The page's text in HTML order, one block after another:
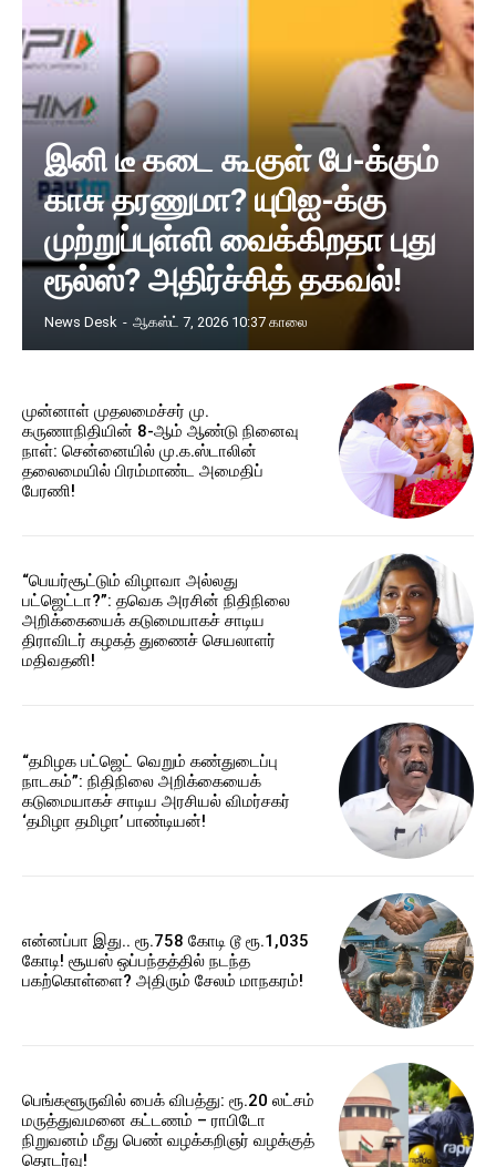
இனி டீ கடை கூகுள் பே-க்கும்
காசு தரணுமா? யுபிஐ-க்கு
முற்றுப்புள்ளி வைக்கிறதா புது
ரூல்ஸ்? அதிர்ச்சித் தகவல்!
News Desk - ஆகஸ்ட் 7, 2026 10:37 காலை
முன்னாள் முதலமைச்சர் மு.
கருணாநிதியின் 8-ஆம் ஆண்டு நினைவு
நாள்: சென்னையில் மு.க.ஸ்டாலின்
தலைமையில் பிரம்மாண்ட அமைதிப்
பேரணி!
“பெயர்சூட்டும் விழாவா அல்லது
பட்ஜெட்டா?”: தவெக அரசின் நிதிநிலை
அறிக்கையைக் கடுமையாகச் சாடிய
திராவிடர் கழகத் துணைச் செயலாளர்
மதிவதனி!
“தமிழக பட்ஜெட் வெறும் கண்துடைப்பு
நாடகம்”: நிதிநிலை அறிக்கையைக்
கடுமையாகச் சாடிய அரசியல் விமர்சகர்
‘தமிழா தமிழா’ பாண்டியன்!
என்னப்பா இது.. ரூ.758 கோடி டூ ரூ.1,035
கோடி! சூயஸ் ஒப்பந்தத்தில் நடந்த
பகற்கொள்ளை? அதிரும் சேலம் மாநகரம்!
பெங்களூருவில் பைக் விபத்து: ரூ.20 லட்சம்
மருத்துவமனை கட்டணம் – ராபிடோ
நிறுவனம் மீது பெண் வழக்கறிஞர் வழக்குத்
தொடர்வு!